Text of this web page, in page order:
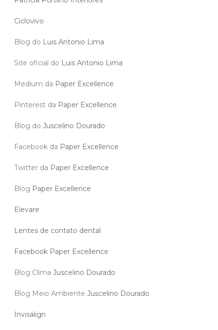
Ciclovivo
Blog do Luis Antonio Lima
Site oficial do Luis Antonio Lima
Medium da Paper Excellence
Pinterest da Paper Excellence
Blog do Juscelino Dourado
Facebook da Paper Excellence
Twitter da Paper Excellence
Blog Paper Excellence
Elevare
Lentes de contato dental
Facebook Paper Excellence
Blog Clima Juscelino Dourado
Blog Meio Ambiente Juscelino Dourado
Invisalign